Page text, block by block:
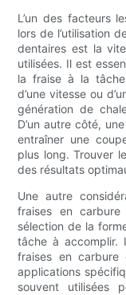
L’un des facteurs
lors de l’utilisation
dentaires est la
utilisées. Il est
la fraise à la tâche
d’une vitesse ou
génération de
D’un autre côté,
entraîner une
plus long. Trouver
des résultats
Une autre
fraises en
sélection de la
tâche à accomplir.
fraises en carbure
applications
souvent utilisées